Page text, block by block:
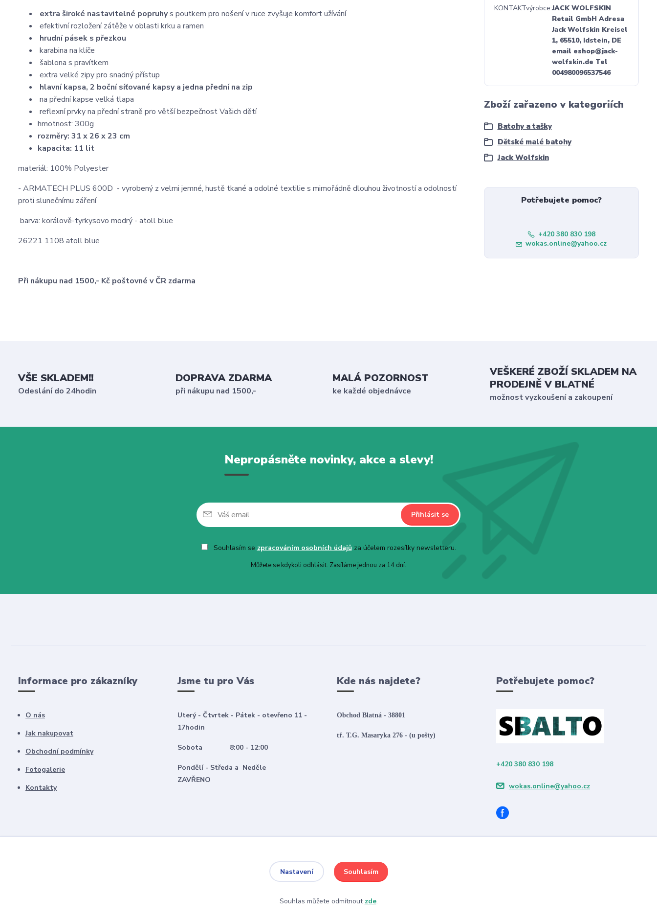
extra široké nastavitelné popruhys poutkem pro nošení v ruce zvyšuje komfort užívání
efektivní rozložení zátěže v oblasti krku a ramen
hrudní pásek s přezkou
karabina na klíče
šablona s pravítkem
extra velké zipy pro snadný přístup
hlavní kapsa, 2 boční síťované kapsy a jedna přední na zip
na přední kapse velká tlapa
reflexní prvky na přední straně pro větší bezpečnost Vašich dětí
hmotnost: 300g
rozměry: 31 x 26 x 23 cm
kapacita: 11 lit
​materiál: 100% Polyester
- ARMATECH PLUS 600D - vyrobený z velmi jemné, hustě tkané a odolné textilie s mimořádně dlouhou životností a odolností
proti slunečnímu záření
barva: korálově-tyrkysovo modrý - atoll blue
26221 1108 atoll blue
Při nákupu nad 1500,- Kč poštovné v ČR zdarma
KONTAKTvýrobce JACK WOLFSKIN
Retail GmbH Adresa
Jack Wolfskin Kreisel
1, 65510, Idstein, DE
email eshop@jack-
wolfskin.de Tel
004980096537546
Zboží zařazeno v kategoriích
Batohy a tašky
Dětské malé batohy
Jack Wolfskin
Potřebujete pomoc?
+420 380 830 198
wokas.online@yahoo.cz
VŠE SKLADEM!!
Odeslání do 24hodin
DOPRAVA ZDARMA
při nákupu nad 1500,-
MALÁ POZORNOST
ke každé objednávce
VEŠKERÉ ZBOŽÍ SKLADEM NA
PRODEJNĚ V BLATNÉ
možnost vyzkoušení a zakoupení
Nepropásněte novinky, akce a slevy!
Přihlásit se
Souhlasím se zpracováním osobních údajůza účelem rozesílky newsletteru.
Můžete se kdykoli odhlásit. Zasíláme jednou za 14 dní.
Informace pro zákazníky
O nás
Jak nakupovat
Obchodní podmínky
Fotogalerie
Kontakty
Jsme tu pro Vás
Uterý - Čtvrtek - Pátek - otevřeno 11 -
17hodin
Sobota 8:00 - 12:00
Pondělí - Středa a Neděle
ZAVŘENO
Kde nás najdete?
Obchod Blatná - 38801
tř. T.G. Masaryka 276 - (u pošty)
Potřebujete pomoc?
+420 380 830 198
wokas.online@yahoo.cz
Nastavení Souhlasím
Souhlas můžete odmítnout zde.